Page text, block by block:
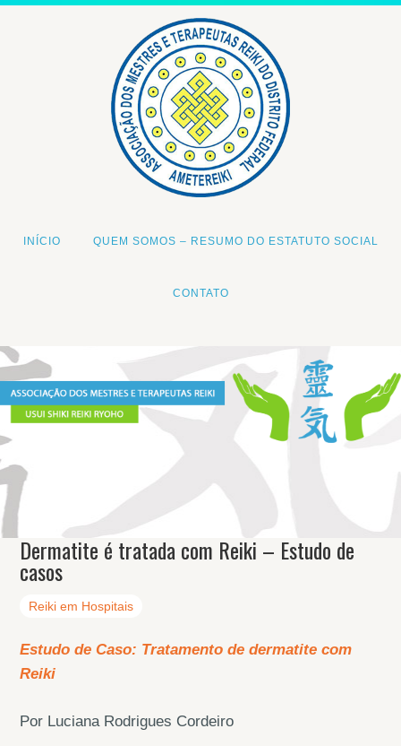
INÍCIO QUEM SOMOS – RESUMO DO ESTATUTO SOCIAL
CONTATO
Dermatite é tratada com Reiki – Estudo de
casos
Reiki em Hospitais
Estudo de Caso: Tratamento de dermatite com
Reiki
Por Luciana Rodrigues Cordeiro